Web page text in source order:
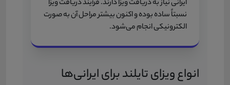
ایرانی نیاز به دریافت ویزا دارند. فرآیند دریافت ویزا
نسبتاً ساده بوده و اکنون بیشتر مراحل آن به صورت
الکترونیکی انجام می‌شود.
انواع ویزای تایلند برای ایرانی‌ها